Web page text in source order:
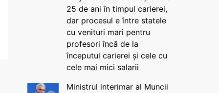
25 de ani în timpul carierei,
dar procesul e între statele
cu venituri mari pentru
profesori încă de la
începutul carierei și cele cu
cele mai mici salarii
Ministrul interimar al Muncii